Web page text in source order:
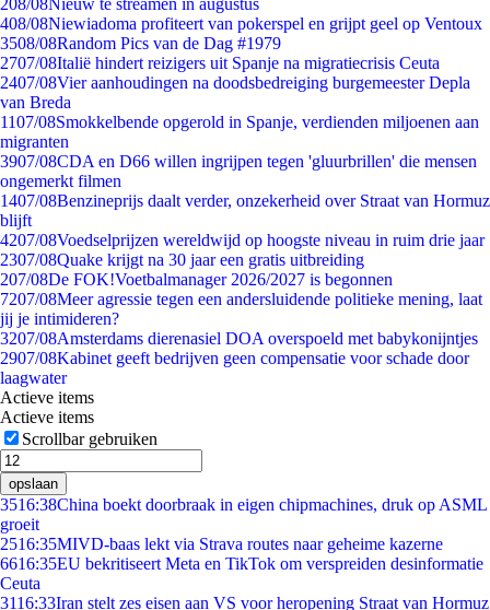
208/08Nieuw te streamen in augustus
408/08Niewiadoma profiteert van pokerspel en grijpt geel op Ventoux
3508/08Random Pics van de Dag #1979
2707/08Italië hindert reizigers uit Spanje na migratiecrisis Ceuta
2407/08Vier aanhoudingen na doodsbedreiging burgemeester Depla
van Breda
1107/08Smokkelbende opgerold in Spanje, verdienden miljoenen aan
migranten
3907/08CDA en D66 willen ingrijpen tegen 'gluurbrillen' die mensen
ongemerkt filmen
1407/08Benzineprijs daalt verder, onzekerheid over Straat van Hormuz
blijft
4207/08Voedselprijzen wereldwijd op hoogste niveau in ruim drie jaar
2307/08Quake krijgt na 30 jaar een gratis uitbreiding
207/08De FOK!Voetbalmanager 2026/2027 is begonnen
7207/08Meer agressie tegen een andersluidende politieke mening, laat
jij je intimideren?
3207/08Amsterdams dierenasiel DOA overspoeld met babykonijntjes
2907/08Kabinet geeft bedrijven geen compensatie voor schade door
laagwater
Actieve items
Actieve items
Scrollbar gebruiken
opslaan
3516:38China boekt doorbraak in eigen chipmachines, druk op ASML
groeit
2516:35MIVD-baas lekt via Strava routes naar geheime kazerne
6616:35EU bekritiseert Meta en TikTok om verspreiden desinformatie
Ceuta
3116:33Iran stelt zes eisen aan VS voor heropening Straat van Hormuz